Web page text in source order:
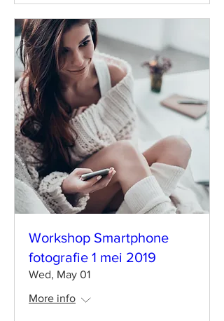
Workshop Smartphone
fotografie 1 mei 2019
Wed, May 01
More info